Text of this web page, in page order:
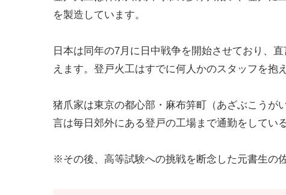
を製造しています。
日本は同年の7月に日中戦争を開始させており、
えます。登戸火工はすでに何人かのスタッフを抱
猪爪家は東京の都心部・麻布笄町（あざぶこうが
言は毎日郊外にある登戸の工場まで通勤をしてい
※その後、高等試験への挑戦を断念した元書生の